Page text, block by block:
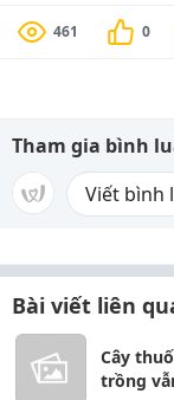
461 0
Tham gia bình
Bài viết liên
Cây
trồng